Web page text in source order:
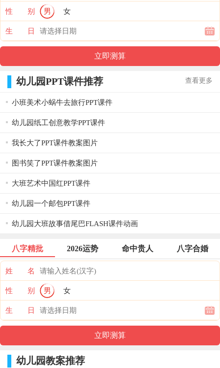
性 别 男 女
生 日
幼儿园PPT课件推荐 查看更多
小班美术小蜗牛去旅行PPT课件
幼儿园纸工创意教学PPT课件
我长大了PPT课件教案图片
图书笑了PPT课件教案图片
大班艺术中国红PPT课件
幼儿园一个邮包PPT课件
幼儿园大班故事借尾巴FLASH课件动画
八字精批 2026运势 命中贵人 八字合婚
姓 名
性 别 男 女
生 日
幼儿园教案推荐